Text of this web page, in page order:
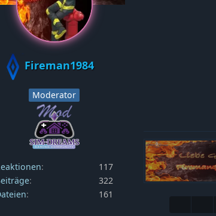
Fireman1984
Moderator
117
322
161